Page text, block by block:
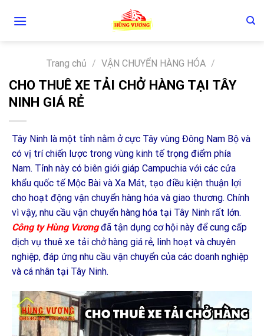
Trang chủ / VẬN CHUYỂN HÀNG HÓA /
CHO THUÊ XE TẢI CHỞ HÀNG TẠI TÂY
NINH GIÁ RẺ
Tây Ninh là một tỉnh nằm ở cực Tây vùng Đông Nam Bộ và
có vị trí chiến lược trong vùng kinh tế trọng điểm phía
Nam. Tỉnh này có biên giới giáp Campuchia với các cửa
khẩu quốc tế Mộc Bài và Xa Mát, tạo điều kiện thuận lợi
cho hoạt động vận chuyển hàng hóa và giao thương. Chính
vì vậy, nhu cầu vận chuyển hàng hóa tại Tây Ninh rất lớn.
Công ty Hùng Vươngđã tận dụng cơ hội này để cung cấp
dịch vụ thuê xe tải chở hàng giá rẻ, linh hoạt và chuyên
nghiệp, đáp ứng nhu cầu vận chuyển của các doanh nghiệp
và cá nhân tại Tây Ninh.